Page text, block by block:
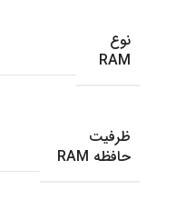
نوع
RAM
ظرفیت
حافظه RAM